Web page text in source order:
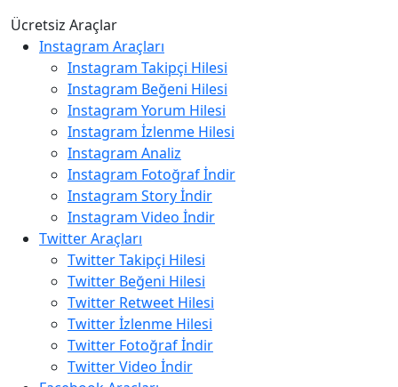
Ücretsiz Araçlar
Instagram Araçları
Instagram Takipçi Hilesi
Instagram Beğeni Hilesi
Instagram Yorum Hilesi
Instagram İzlenme Hilesi
Instagram Analiz
Instagram Fotoğraf İndir
Instagram Story İndir
Instagram Video İndir
Twitter Araçları
Twitter Takipçi Hilesi
Twitter Beğeni Hilesi
Twitter Retweet Hilesi
Twitter İzlenme Hilesi
Twitter Fotoğraf İndir
Twitter Video İndir